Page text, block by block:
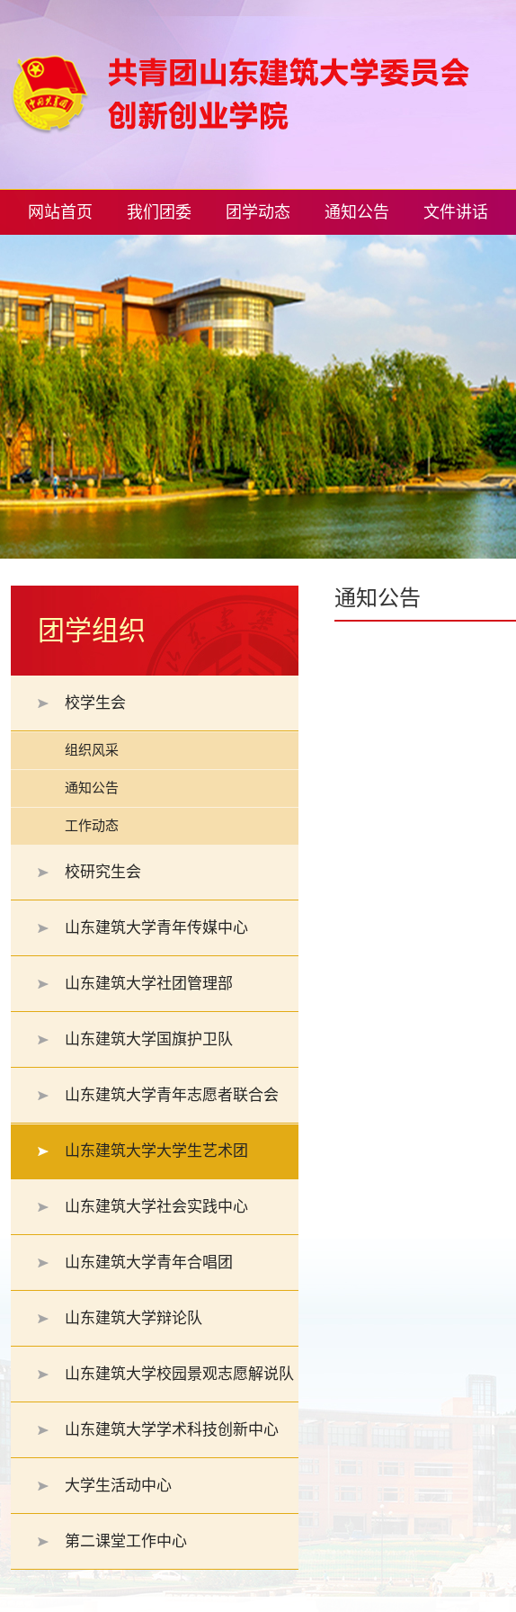
网站首页 我们团委 团学动态 通知公告 文件讲话
团学组织
校学生会
组织风采
通知公告
工作动态
校研究生会
山东建筑大学青年传媒中心
山东建筑大学社团管理部
山东建筑大学国旗护卫队
山东建筑大学青年志愿者联合会
山东建筑大学大学生艺术团
山东建筑大学社会实践中心
山东建筑大学青年合唱团
山东建筑大学辩论队
山东建筑大学校园景观志愿解说队
山东建筑大学学术科技创新中心
大学生活动中心
第二课堂工作中心
通知公告